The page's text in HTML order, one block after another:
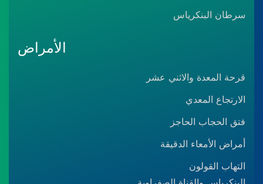
سرطان البنكرياس
الأمراض
قرحة المعدة والاثني عشر
الارتجاع المعدي
فتق الحجاب الحاجز
أمراض الأمعاء الدقيقة
التهاب القولون